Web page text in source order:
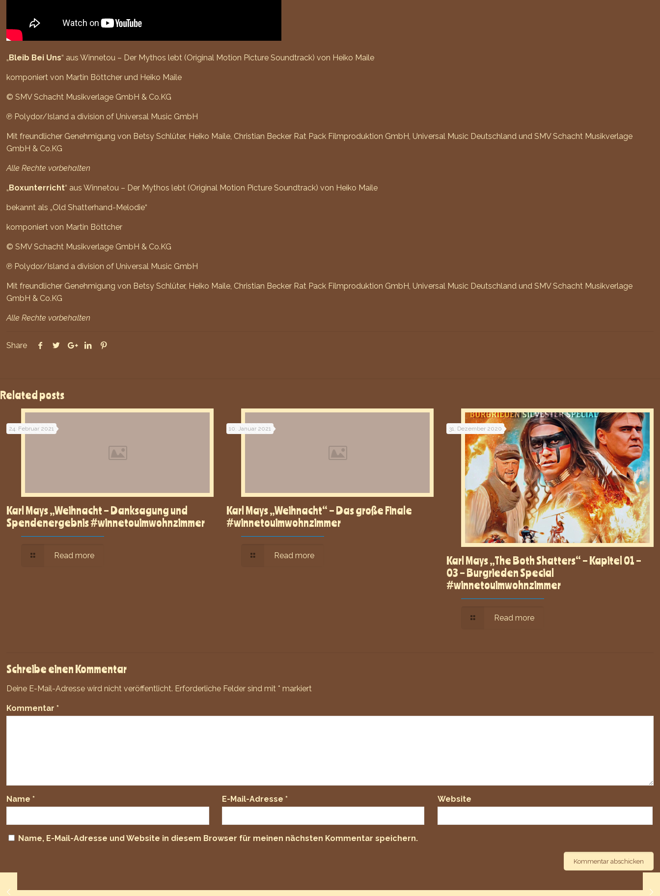
„Bleib Bei Uns“ aus Winnetou – Der Mythos lebt (Original Motion Picture Soundtrack) von Heiko Maile
komponiert von Martin Böttcher und Heiko Maile
© SMV Schacht Musikverlage GmbH & Co.KG
℗ Polydor/Island a division of Universal Music GmbH
Mit freundlicher Genehmigung von Betsy Schlüter, Heiko Maile, Christian Becker Rat Pack Filmproduktion GmbH, Universal Music Deutschland und SMV Schacht Musikverlage
GmbH & Co.KG
Alle Rechte vorbehalten
„Boxunterricht“ aus Winnetou – Der Mythos lebt (Original Motion Picture Soundtrack) von Heiko Maile
bekannt als „Old Shatterhand-Melodie“
komponiert von Martin Böttcher
© SMV Schacht Musikverlage GmbH & Co.KG
℗ Polydor/Island a division of Universal Music GmbH
Mit freundlicher Genehmigung von Betsy Schlüter, Heiko Maile, Christian Becker Rat Pack Filmproduktion GmbH, Universal Music Deutschland und SMV Schacht Musikverlage
GmbH & Co.KG
Alle Rechte vorbehalten
Share
Related posts
24. Februar 2021
Karl Mays „Weihnacht – Danksagung und
Spendenergebnis #winnetouimwohnzimmer
Read more
10. Januar 2021
Karl Mays „Weihnacht“ – Das große Finale
#winnetouimwohnzimmer
Read more
31. Dezember 2020
Karl Mays „The Both Shatters“ – Kapitel 01 –
03 – Burgrieden Special
#winnetouimwohnzimmer
Read more
Schreibe einen Kommentar
Deine E-Mail-Adresse wird nicht veröffentlicht. Erforderliche Felder sind mit* markiert
Kommentar*
Name* E-Mail-Adresse* Website
Name, E-Mail-Adresse und Website in diesem Browser für meinen nächsten Kommentar speichern.